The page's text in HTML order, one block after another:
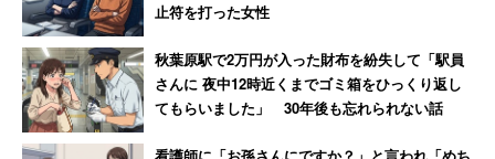
止符を打った女性
秋葉原駅で2万円が入った財布を紛失して「駅員
さんに 夜中12時近くまでゴミ箱をひっくり返し
てもらいました」 30年後も忘れられない話